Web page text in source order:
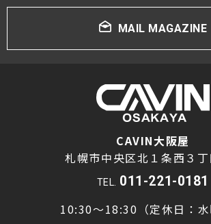
MAIL MAGAZINE
CAVIN大阪屋
札幌市中央区北１条西３
TEL. 011-221-0181
10:30～18:30（定休日：水